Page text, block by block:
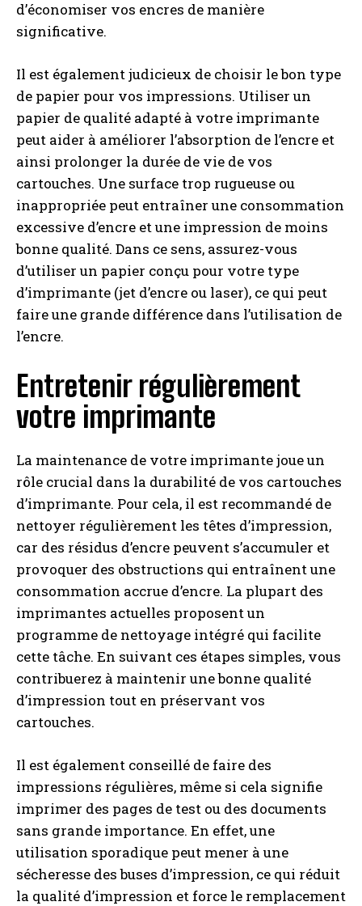
d’économiser vos encres de manière
significative.
Il est également judicieux de choisir le bon type
de papier pour vos impressions. Utiliser un
papier de qualité adapté à votre imprimante
peut aider à améliorer l’absorption de l’encre et
ainsi prolonger la durée de vie de vos
cartouches. Une surface trop rugueuse ou
inappropriée peut entraîner une consommation
excessive d’encre et une impression de moins
bonne qualité. Dans ce sens, assurez-vous
d’utiliser un papier conçu pour votre type
d’imprimante (jet d’encre ou laser), ce qui peut
faire une grande différence dans l’utilisation de
l’encre.
Entretenir régulièrement
votre imprimante
La maintenance de votre imprimante joue un
rôle crucial dans la durabilité de vos cartouches
d’imprimante. Pour cela, il est recommandé de
nettoyer régulièrement les têtes d’impression,
car des résidus d’encre peuvent s’accumuler et
provoquer des obstructions qui entraînent une
consommation accrue d’encre. La plupart des
imprimantes actuelles proposent un
programme de nettoyage intégré qui facilite
cette tâche. En suivant ces étapes simples, vous
contribuerez à maintenir une bonne qualité
d’impression tout en préservant vos
cartouches.
Il est également conseillé de faire des
impressions régulières, même si cela signifie
imprimer des pages de test ou des documents
sans grande importance. En effet, une
utilisation sporadique peut mener à une
sécheresse des buses d’impression, ce qui réduit
la qualité d’impression et force le remplacement